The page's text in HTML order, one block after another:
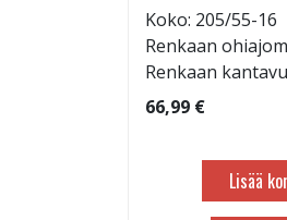
Koko: 205/55-16
Renkaan
Renkaan
66,99 €
Lisää